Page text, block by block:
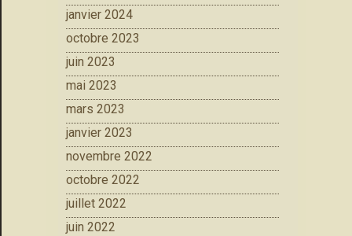
janvier 2024
octobre 2023
juin 2023
mai 2023
mars 2023
janvier 2023
novembre 2022
octobre 2022
juillet 2022
juin 2022